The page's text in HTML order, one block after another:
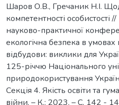
Шаров О.В., Гречаник Н.І.
компетентності
науково-практичної
екологічна безпека в умовах
відбудови: виклики для
125-річчю Національного
природокористування
Секція 4. Якість освіти та
війни. – К.: 2023. – С. 142 -